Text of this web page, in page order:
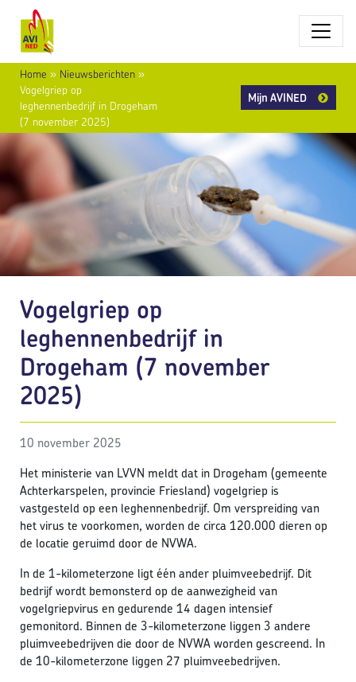
Home » Nieuwsberichten »
Vogelgriep op
leghennenbedrijf in Drogeham
(7 november 2025)
Mijn AVINED
Vogelgriep op
leghennenbedrijf in
Drogeham (7 november
2025)
10 november 2025
Het ministerie van LVVN meldt dat in Drogeham (gemeente
Achterkarspelen, provincie Friesland) vogelgriep is
vastgesteld op een leghennenbedrijf. Om verspreiding van
het virus te voorkomen, worden de circa 120.000 dieren op
de locatie geruimd door de NVWA.
In de 1-kilometerzone ligt één ander pluimveebedrijf. Dit
bedrijf wordt bemonsterd op de aanwezigheid van
vogelgriepvirus en gedurende 14 dagen intensief
gemonitord. Binnen de 3-kilometerzone liggen 3 andere
pluimveebedrijven die door de NVWA worden gescreend. In
de 10-kilometerzone liggen 27 pluimveebedrijven.